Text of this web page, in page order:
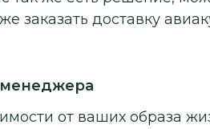
заказать доставку
от ваших образа